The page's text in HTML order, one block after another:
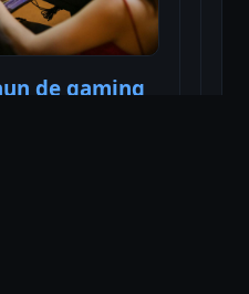
de gaming